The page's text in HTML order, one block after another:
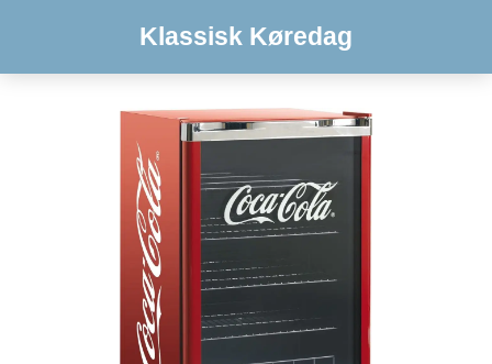
Klassisk Køredag